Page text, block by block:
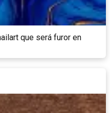
que será furor en